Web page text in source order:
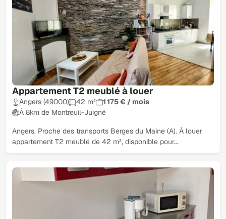
Appartement T2 meublé à louer
Angers (49000) 42 m²
1 175 € / mois
À 8km de Montreuil-Juigné
Angers. Proche des transports Berges du Maine (A). À louer
appartement T2 meublé de 42 m², disponible pour…